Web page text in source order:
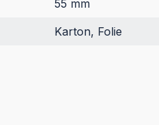
55 mm
Karton, Folie